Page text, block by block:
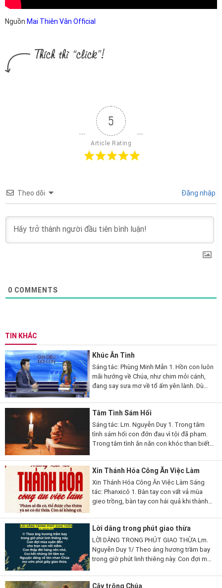
Nguồn Mai Thiên Vân Official
5
Article Rating
Theo dõi Đăng nhập
0 COMMENTS
TIN KHÁC
Khúc Ân Tình
Sáng tác: Phùng Minh Mẫn 1. Hồn con luôn
mãi hướng về Chúa, như chim mỏi cánh,
đang say sưa mơ về tổ ấm yên lành. Dù
cậy Chúa, nguồn trợ...
Tâm Tình Sám Hối
Sáng tác: Lm. Nguyễn Duy 1. Trong tâm
tình sám hối con đớn đau vì tội đã phạm.
Trong tâm tình ăn năn con khóc than biết
Chúa ơi con đã...
Xin Thánh Hóa Công Ăn Việc Làm
Xin Thánh Hóa Công Ăn Việc Làm Sáng
tác: Phanxicô 1. Bàn tay con vất vả mùa
gieo trồng, bàn tay con hái quả khi thành
cảm tạ hồng ân, và con hằng ghi...
Lời dâng trong phút giao thừa
LỜI DÂNG TRONG PHÚT GIAO THỪA Lm.
Nguyễn Duy 1/ Theo áng hương trầm bay
trong giờ phút linh thiêng này. Con đợi mùa
đôi hàng nến nhỏ, kết những lời...
Cậy trông Chúa